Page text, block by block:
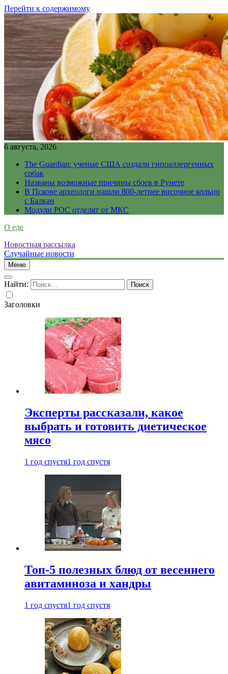
Перейти к содержимому
6 августа, 2026
The Guardian: ученые США создали гипоаллергенных
собак
Названы возможные причины сбоев в Рунете
В Пскове археологи нашли 800-летнее височное кольцо
с Балкан
Модули РОС отделят от МКС
О еде
Новостная рассылка
Случайные новости
Меню
Найти:
Заголовки
Эксперты рассказали, какое
выбрать и готовить диетическое
мясо
1 год спустя1 год спустя
Топ-5 полезных блюд от весеннего
авитаминоза и хандры
1 год спустя1 год спустя